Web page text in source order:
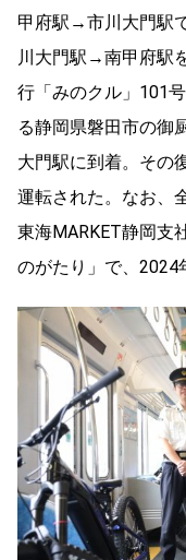
甲府駅→市川大門駅
川大門駅→南甲府駅
行「みのクル」101
る静岡県磐田市の御
大門駅に到着。その
運転された。なお、
東海MARKET静岡支
のがたり」で、2024